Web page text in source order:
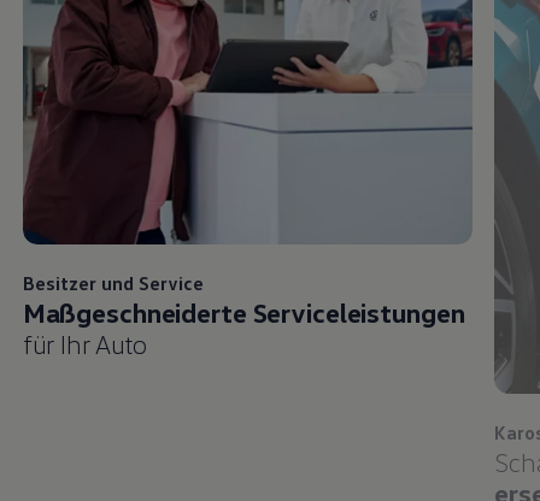
Besitzer und Service
Maßgeschneiderte Serviceleistungen
für Ihr Auto